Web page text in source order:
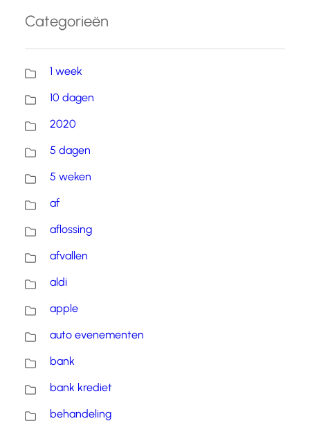
Categorieën
1 week
10 dagen
2020
5 dagen
5 weken
af
aflossing
afvallen
aldi
apple
auto evenementen
bank
bank krediet
behandeling